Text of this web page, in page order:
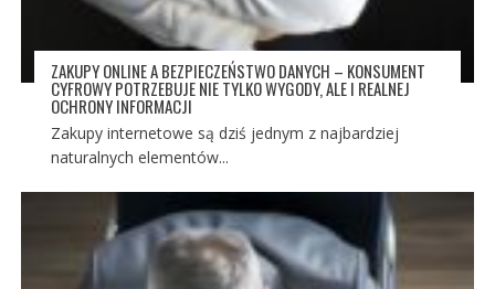
ZAKUPY ONLINE A BEZPIECZEŃSTWO DANYCH – KONSUMENT
CYFROWY POTRZEBUJE NIE TYLKO WYGODY, ALE I REALNEJ
OCHRONY INFORMACJI
Zakupy internetowe są dziś jednym z najbardziej
naturalnych elementów...